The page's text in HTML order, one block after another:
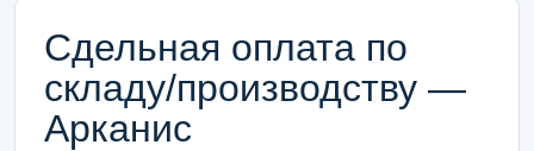
Сдельная оплата по
складу/производству —
Арканис